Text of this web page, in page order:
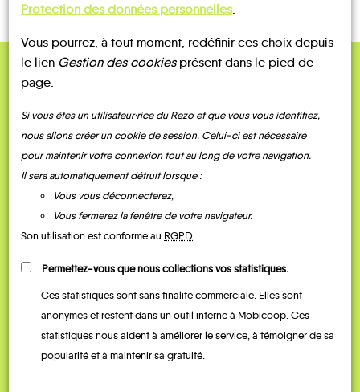
QUELQUES
Témoignages
Je vais bosser en train, mais le
parking de la gare est toujours
complet alors j’ai testé Rezo
Pouce. Comme ça marche
Protection des données personnelles.
Vous pourrez, à tout moment, redéfinir ces choix depuis
le lien Gestion des cookiesprésent dans le pied de
page.
Si vous êtes un utilisateur·rice du Rezo et que vous vous identifiez,
nous allons créer un cookie de session. Celui-ci est nécessaire
pour maintenir votre connexion tout au long de votre navigation.
Il sera automatiquement détruit lorsque :
Vous vous déconnecterez,
Vous fermerez la fenêtre de votre navigateur.
Son utilisation est conforme au RGPD
Permettez-vous que nous collections vos statistiques.
Ces statistiques sont sans finalité commerciale. Elles sont
anonymes et restent dans un outil interne à Mobicoop. Ces
statistiques nous aident à améliorer le service, à témoigner de sa
popularité et à maintenir sa gratuité.